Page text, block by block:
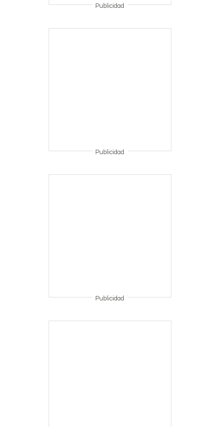
Publicidad
Publicidad
Publicidad